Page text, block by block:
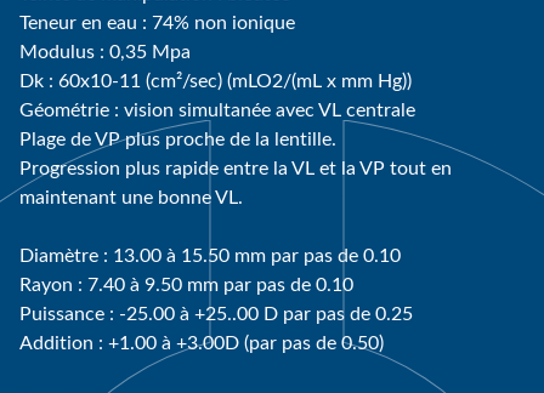
Teneur en eau : 74% non ionique
Modulus : 0,35 Mpa
Dk : 60x10-11 (cm²/sec) (mLO2/(mL x mm Hg))
Géométrie : vision simultanée avec VL centrale
Plage de VP plus proche de la lentille.
Progression plus rapide entre la VL et la VP tout en
maintenant une bonne VL.
Diamètre : 13.00 à 15.50 mm par pas de 0.10
Rayon : 7.40 à 9.50 mm par pas de 0.10
Puissance : -25.00 à +25..00 D par pas de 0.25
Addition : +1.00 à +3.00D (par pas de 0.50)